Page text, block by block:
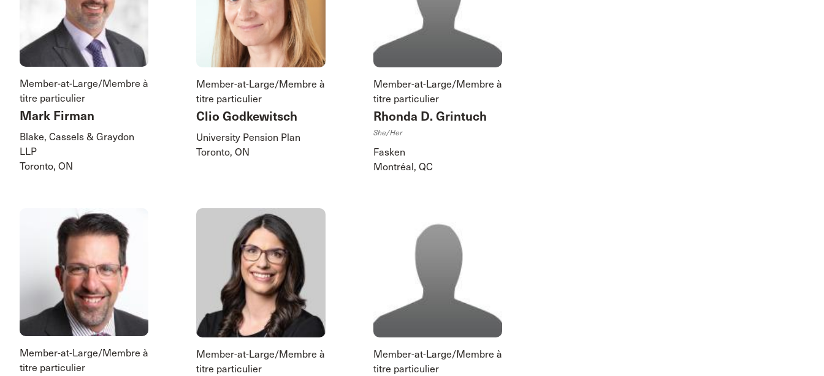
Member-at-Large/Membre à
titre particulier
Mark Firman
Blake, Cassels & Graydon
LLP
Toronto, ON
Member-at-Large/Membre à
titre particulier
Clio Godkewitsch
University Pension Plan
Toronto, ON
Member-at-Large/Membre à
titre particulier
Rhonda D. Grintuch
She/her
Fasken
Montréal, QC
Member-at-Large/Membre à
titre particulier
Member-at-Large/Membre à
titre particulier
Member-at-Large/Membre à
titre particulier